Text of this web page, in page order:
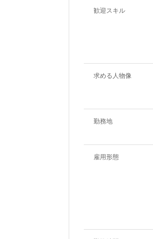
歓迎スキル
求める人物像
勤務地
雇用形態